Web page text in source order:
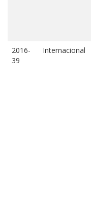
2016-
39
Internacional